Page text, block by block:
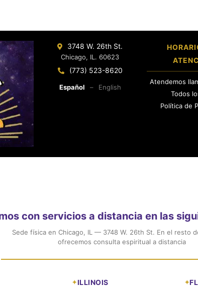
3748 W. 26th St.
Chicago, IL. 60623
(773) 523-8620
Español – English
Atendemos
Todos
Política de
con servicios a distancia en las
Sede física en Chicago, IL — 3748 W. 26th St. En el resto
ofrecemos consulta espiritual a distancia
ILLINOIS